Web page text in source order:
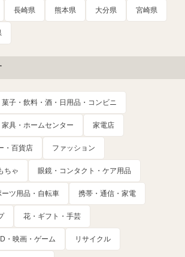
長崎県 熊本県 大分県 宮崎県
菓子・飲料・酒・日用品・コンビニ
家具・ホームセンター 家電店
・百貨店 ファッション
ちゃ 眼鏡・コンタクト・ケア用品
ーツ用品・自転車 携帯・通信・家電
花・ギフト・手芸
・映画・ゲーム リサイクル